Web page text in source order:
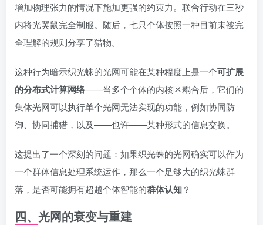
增加物理张力的情况下施加更强的约束力。联合行动在三秒
内将光翼鼠完全制服。随后，七只个体按照一种目前未被完
全理解的规则分享了猎物。
这种行为暗示织光蛛的光网可能在某种程度上是一个可扩展
的分布式计算网络——当多个个体的内核区耦合后，它们的
集体光网可以执行单个光网无法实现的功能，例如协同防
御、协同捕猎，以及——也许——某种形式的信息交换。
这提出了一个深刻的问题：如果织光蛛的光网确实可以作为
一个群体信息处理系统运作，那么一个足够大的织光蛛群
落，是否可能拥有超越个体智能的群体认知？
四、光网的衰变与重建